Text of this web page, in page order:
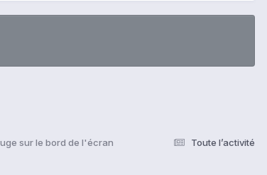
Toute l’activité
sur le bord de l'écran